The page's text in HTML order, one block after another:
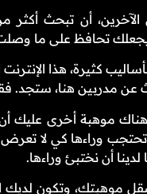
أن تبحث أكثر
تحافظ على ما وصلت
كثيرة، هذا
عن مدربين هنا، ستجد.
موهبة أخرى عليك
وراءها كي لا
أن نختبئ وراءها.
موهبتك، وتكون